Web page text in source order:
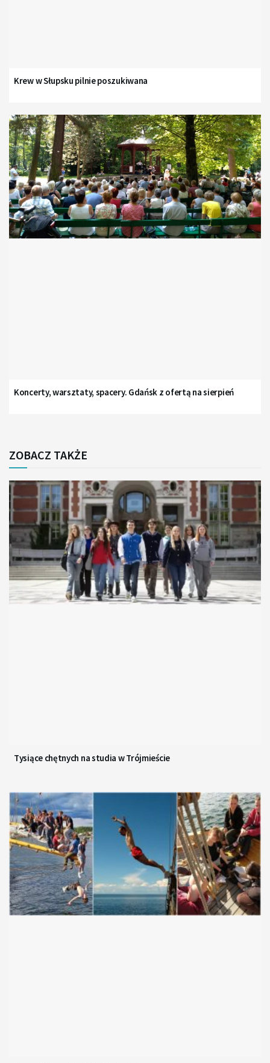
Krew w Słupsku pilnie poszukiwana
Koncerty, warsztaty, spacery. Gdańsk z ofertą na sierpień
ZOBACZ TAKŻE
Tysiące chętnych na studia w Trójmieście